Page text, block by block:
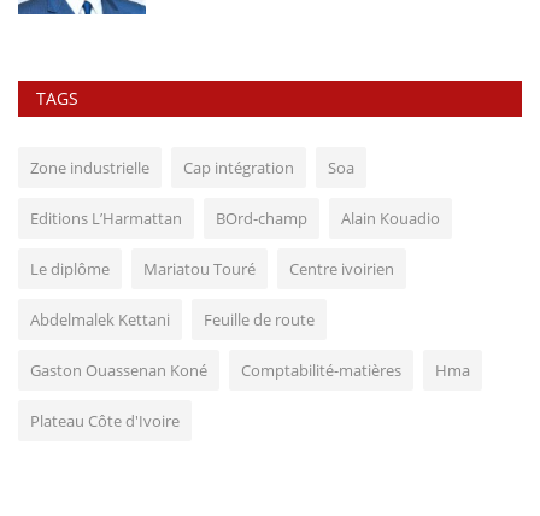
TAGS
Zone industrielle Cap intégration Soa
Editions L’Harmattan BOrd-champ Alain Kouadio
Le diplôme Mariatou Touré Centre ivoirien
Abdelmalek Kettani Feuille de route
Gaston Ouassenan Koné Comptabilité-matières Hma
Plateau Côte d'Ivoire